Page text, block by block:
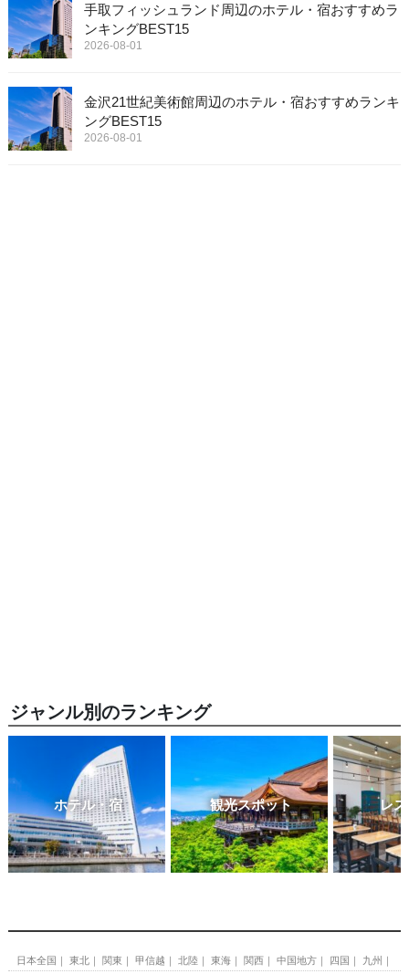
手取フィッシュランド周辺のホテル・宿おすすめラ
ンキングBEST15
2026-08-01
金沢21世紀美術館周辺のホテル・宿おすすめランキ
ングBEST15
2026-08-01
ジャンル別のランキング
ホテル・宿 観光スポット レ
日本全国 東北 関東 甲信越 北陸 東海 関西 中国地方 四国 九州